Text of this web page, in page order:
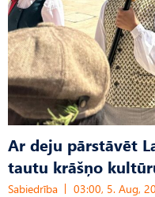
Ar deju pārstāvēt
tautu krāšņo
Sabiedrība 03:00, 5. Aug,